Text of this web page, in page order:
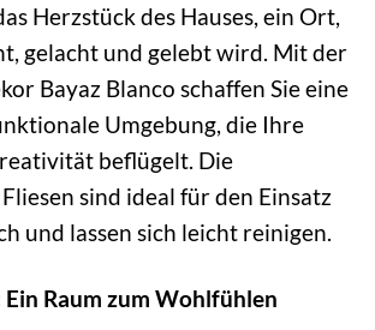
Herzstück des Hauses, ein Ort,
gelacht und gelebt wird. Mit der
Bayaz Blanco schaffen Sie eine
Umgebung, die Ihre
beflügelt. Die
sind ideal für den Einsatz
und lassen sich leicht reinigen.
Raum zum Wohlfühlen